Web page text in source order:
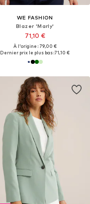
WE FASHION
Blazer 'Marly'
71,10 €
À l'origine : 79,00 €
Dernier prix le plus bas :71,10 €